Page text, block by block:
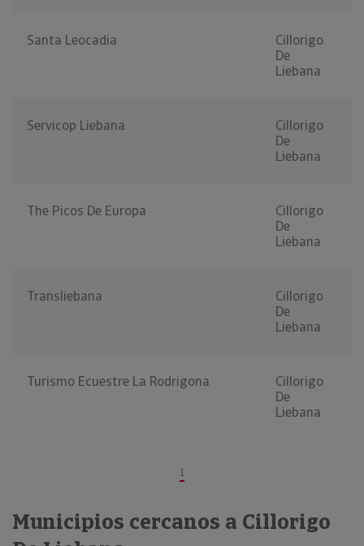
Santa Leocadia
Cillorigo
De
Liebana
Servicop Liebana
Cillorigo
De
Liebana
The Picos De Europa
Cillorigo
De
Liebana
Transliebana
Cillorigo
De
Liebana
Turismo Ecuestre La Rodrigona
Cillorigo
De
Liebana
1
Municipios cercanos a Cillorigo